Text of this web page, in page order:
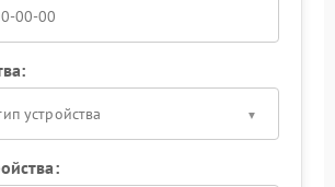
устройства